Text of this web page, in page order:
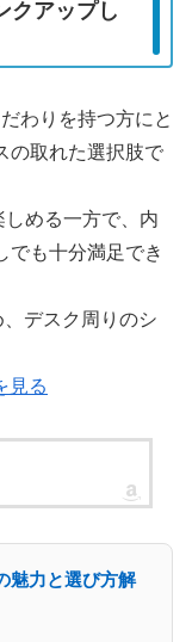
クアップし
わりを持つ方にと
の取れた選択肢で
める一方で、内
でも十分満足でき
デスク周りのシ
見る
魅力と選び方解